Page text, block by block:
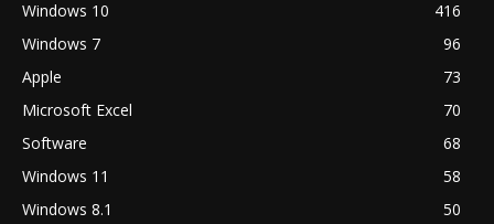
Windows 10
416
Windows 7
96
Apple
73
Microsoft Excel
70
Software
68
Windows 11
58
Windows 8.1
50